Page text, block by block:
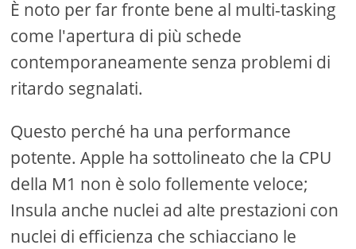
È noto per far fronte bene al multi-tasking
come l'apertura di più schede
contemporaneamente senza problemi di
ritardo segnalati.
Questo perché ha una performance
potente. Apple ha sottolineato che la CPU
della M1 non è solo follemente veloce;
Insula anche nuclei ad alte prestazioni con
nuclei di efficienza che schiacciano le